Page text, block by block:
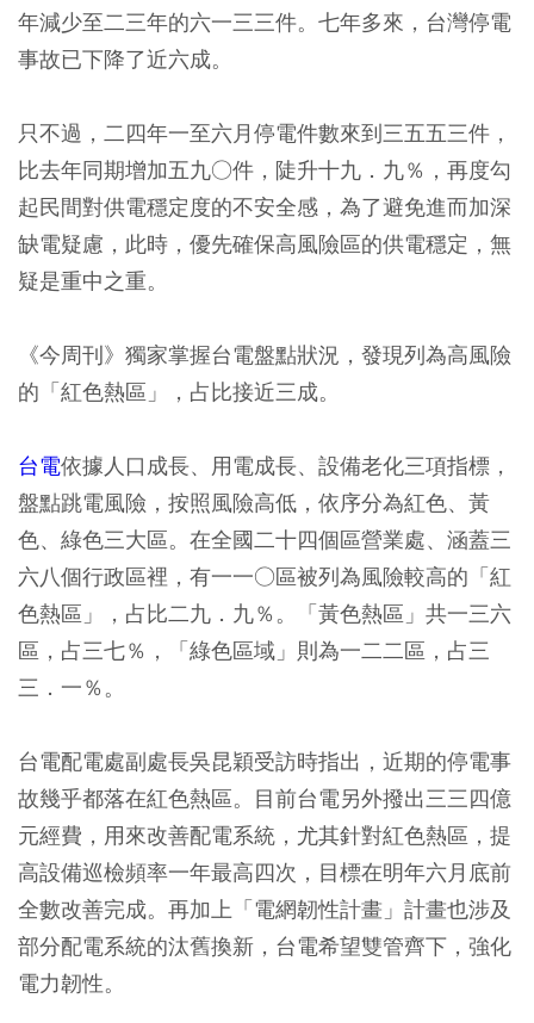
年減少至二三年的六一三三件。七年多來，台灣停電
事故已下降了近六成。
只不過，二四年一至六月停電件數來到三五五三件，
比去年同期增加五九○件，陡升十九．九％，再度勾
起民間對供電穩定度的不安全感，為了避免進而加深
缺電疑慮，此時，優先確保高風險區的供電穩定，無
疑是重中之重。
《今周刊》獨家掌握台電盤點狀況，發現列為高風險
的「紅色熱區」，占比接近三成。
台電依據人口成長、用電成長、設備老化三項指標，
盤點跳電風險，按照風險高低，依序分為紅色、黃
色、綠色三大區。在全國二十四個區營業處、涵蓋三
六八個行政區裡，有一一○區被列為風險較高的「紅
色熱區」，占比二九．九％。「黃色熱區」共一三六
區，占三七％，「綠色區域」則為一二二區，占三
三．一％。
台電配電處副處長吳昆穎受訪時指出，近期的停電事
故幾乎都落在紅色熱區。目前台電另外撥出三三四億
元經費，用來改善配電系統，尤其針對紅色熱區，提
高設備巡檢頻率一年最高四次，目標在明年六月底前
全數改善完成。再加上「電網韌性計畫」計畫也涉及
部分配電系統的汰舊換新，台電希望雙管齊下，強化
電力韌性。